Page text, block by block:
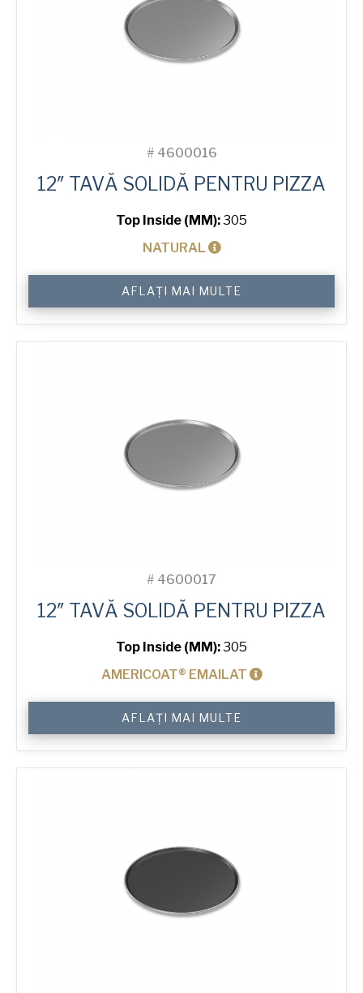
# 4600016
12″ TAVĂ SOLIDĂ PENTRU PIZZA
Top Inside (MM):305
NATURAL
Solid
Pizza
Tray
AFLAȚI MAI MULTE
# 4600017
12″ TAVĂ SOLIDĂ PENTRU PIZZA
Top Inside (MM):305
AMERICOAT® EMAILAT
Solid
Pizza
Tray
AFLAȚI MAI MULTE